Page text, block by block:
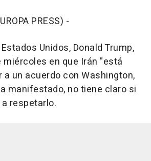
PRESS) -
Unidos, Donald Trump,
en que Irán "está
a un acuerdo con Washington,
manifestado, no tiene claro si
respetarlo.